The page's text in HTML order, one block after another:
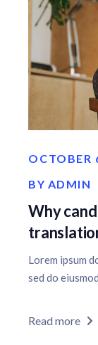
OCTOBER
BY ADMIN
Why
Lorem ipsum
sed do
Read more